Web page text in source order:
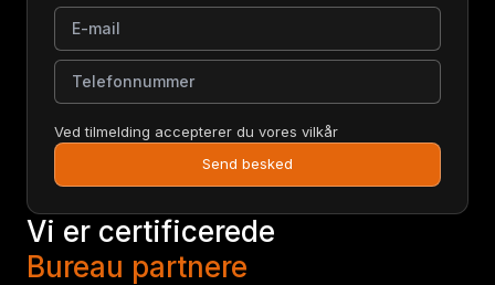
E-mail
Telefonnummer
Ved tilmelding accepterer du vores vilkår
Send besked
Vi er certificerede
Bureau partnere